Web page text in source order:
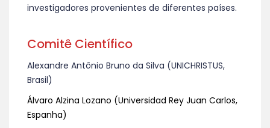
investigadores provenientes de diferentes países.
Comitê Científico
Alexandre Antônio Bruno da Silva (UNICHRISTUS,
Brasil)
Álvaro Alzina Lozano (Universidad Rey Juan Carlos,
Espanha)